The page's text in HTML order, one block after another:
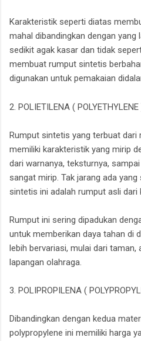
Karakteristik seperti diatas
mahal dibandingkan dengan yang
sedikit agak kasar dan tidak
membuat rumput sintetis
digunakan untuk pemakaian
2. POLIETILENA ( POLYETHYLENE
Rumput sintetis yang terbuat dari
memiliki karakteristik yang mirip
dari warnanya, teksturnya,
sangat mirip. Tak jarang ada
sintetis ini adalah rumput asli dari
Rumput ini sering dipadukan
untuk memberikan daya tahan di
lebih bervariasi, mulai dari
lapangan olahraga.
3. POLIPROPILENA (
Dibandingkan dengan kedua
polypropylene ini memiliki harga